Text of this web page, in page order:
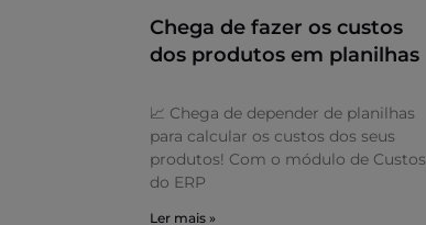
Chega de fazer os custos
dos produtos em planilhas
📈 Chega de depender de planilhas
para calcular os custos dos seus
produtos! Com o módulo de Custos
do ERP
Ler mais »